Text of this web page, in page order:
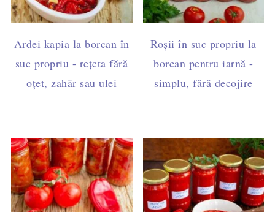
Ardei kapia la borcan în
suc propriu - rețeta fără
oțet, zahăr sau ulei
Roșii în suc propriu la
borcan pentru iarnă -
simplu, fără decojire